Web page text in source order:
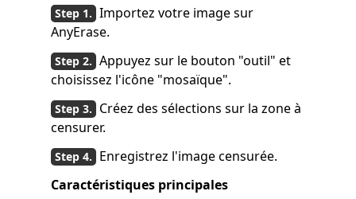
Importez votre image sur
AnyErase.
Appuyez sur le bouton "outil" et
choisissez l'icône "mosaïque".
Créez des sélections sur la zone à
censurer.
Enregistrez l'image censurée.
Caractéristiques principales